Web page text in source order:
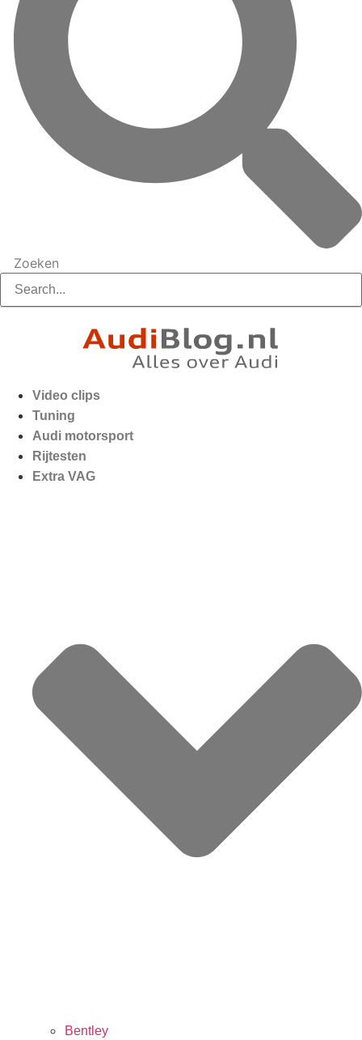
Zoeken
Video clips
Tuning
Audi motorsport
Rijtesten
Extra VAG
Bentley